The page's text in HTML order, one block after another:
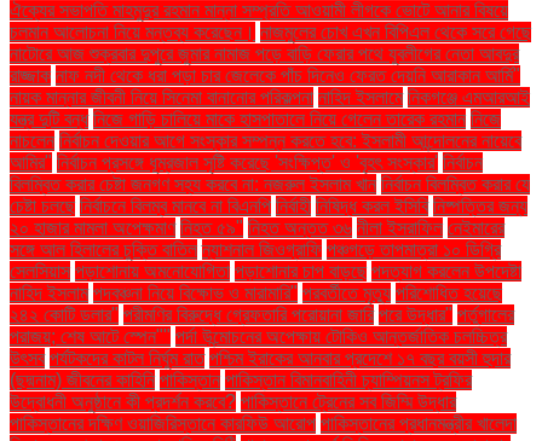
ঐক্যের সভাপতি মাহমুদুর রহমান মান্না সম্প্রতি আওয়ামী লীগকে ভোটে আনার বিষয়ে
চলমান আলোচনা নিয়ে মন্তব্য করেছেন। নাজমুলের চোখ এখন বিপিএল থেকে সরে গেছে
নাটোরে আজ শুক্রবার দুপুরে জুমার নামাজ পড়ে বাড়ি ফেরার পথে যুবলীগের নেতা আবদুর
রাজ্জাক নাফ নদী থেকে ধরা পড়া চার জেলেকে পাঁচ দিনেও ফেরত দেয়নি আরাকান আর্মি"
নায়ক মান্নার জীবনী নিয়ে সিনেমা বানানোর পরিকল্পনা নাহিদ ইসলামে নিকগঞ্জে এমআরআই
যন্ত্র দুটি বন্ধ নিজে গাড়ি চালিয়ে মাকে হাসপাতালে নিয়ে গেলেন তারেক রহমান নিজে
নাচলেন নির্বাচন দেওয়ার আগে সংস্কার সম্পন্ন করতে হবে: ইসলামী আন্দোলনের নায়েবে
আমির" নির্বাচন প্রসঙ্গে ধূম্রজাল সৃষ্টি করেছে 'সংক্ষিপ্ত' ও 'বৃহৎ সংস্কার' নির্বাচন
বিলম্বিত করার চেষ্টা জনগণ সহ্য করবে না: নজরুল ইসলাম খান নির্বাচন বিলম্বিত করার যে
চেষ্টা চলছে নির্বাচনে বিলম্ব মানবে না বিএনপি নির্বাহী নিষিদ্ধ করল ইসিবি নিষ্পত্তির জন্য
২০ হাজার মামলা অপেক্ষমাণ নিহত ৫৯" নিহত অন্তত ৩৬ নীলা ইসরাফিল নেইমারের
সঙ্গে আল হিলালের চুক্তি বাতিল ন্যাশনাল জিওগ্রাফি পঞ্চগড়ে তাপমাত্রা ১০ ডিগ্রি
সেলসিয়াস পড়াশোনায় অমনোযোগিতা পড়াশোনার চাপ বাড়ছে পদত্যাগ করলেন উপদেষ্টা
নাহিদ ইসলাম পদবঞ্চনা নিয়ে বিক্ষোভ ও মারামারি" পরবর্তীতে মৃত্যু পরিশোধিত হয়েছে
২৪২ কোটি ডলার" পরীমণির বিরুদ্ধে গ্রেফতারি পরোয়ানা জারি পরে উদ্ধার" পর্তুগালের
পরাজয়; শেষ আটে স্পেন"" পর্দা উন্মোচনের অপেক্ষায় টোকিও আন্তর্জাতিক চলচ্চিত্র
উৎসব পর্যটকদের কাটল নির্ঘুম রাত পশ্চিম ইরাকের আনবার প্রদেশে ১৭ বছর বয়সী হুদার
(ছদ্মনাম) জীবনের কাহিনি পাকিস্তান পাকিস্তান বিমানবাহিনী চ্যাম্পিয়নস ট্রফির
উদ্বোধনী অনুষ্ঠানে কী প্রদর্শন করবে? পাকিস্তানে ট্রেনের সব জিম্মি উদ্ধার
পাকিস্তানের দক্ষিণ ওয়াজিরিস্তানে কারফিউ আরোপ পাকিস্তানের প্রধানমন্ত্রীর খালেদা